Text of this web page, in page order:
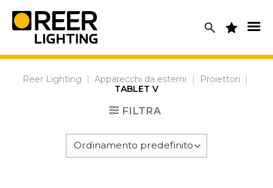
content
Reer Lighting | Apparecchi da esterni | Proiettori
|
TABLET V
FILTRA